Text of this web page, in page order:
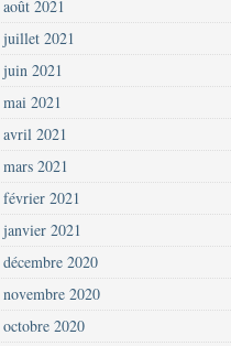
août 2021
juillet 2021
juin 2021
mai 2021
avril 2021
mars 2021
février 2021
janvier 2021
décembre 2020
novembre 2020
octobre 2020